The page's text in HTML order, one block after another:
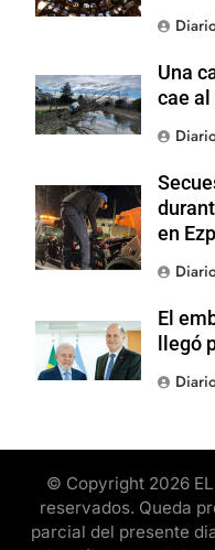
Una
cae al
en
El
llegó
© Copyright 2026
reservados. Queda
parcial del presente